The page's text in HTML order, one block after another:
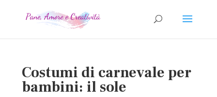
Costumi di carnevale per
bambini: il sole